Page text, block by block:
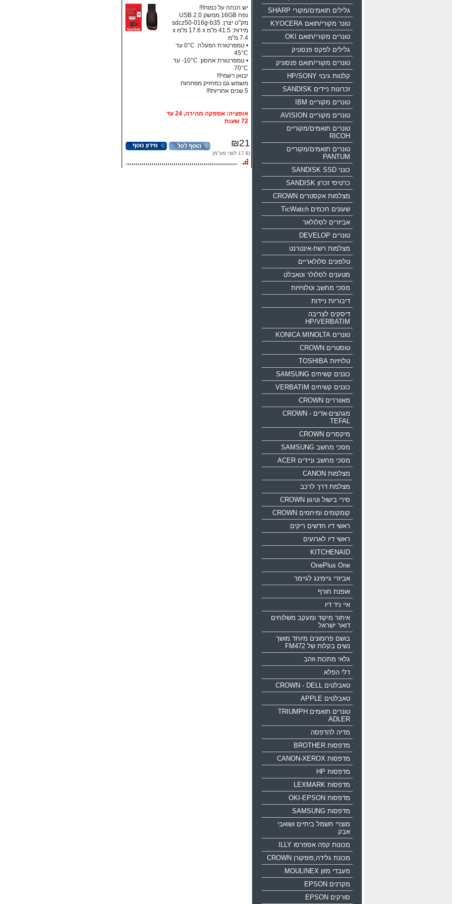
יש הנחה על כמות!!!
נפח 16GB ממשק USB 2.0
מק"ט יצרן: sdcz50-016g-b35
מידות: ‏41.5 מ"מ x ‏17.6 מ"מ x
• טמפרטורת הפעלה: ‏0°C עד
45°C
• טמפרטורת אחסון:‏ 10°C- עד
70°C
יבואן רשמי!!!
משמש גם כמחזיק מפתחות
5 שנים אחריות!!!
אופציה: אספקה מהירה, 24 עד
72 שעות
₪21
(17.8 לפני מע"מ)
גלילים תואמים/מקורי SHARP
טונר מקורי/תואם KYOCERA
טונרים מקורי/תואם OKI
גלילים לפקס פנסוניק
טונרים מקורי/תואם פנסוניק
קלטות גיבוי HP/SONY
זכרונות ניידים SANDISK
טונרים מקוריים IBM
טונרים מקוריים AVISION
טונרים תואמים/מקוריים
RICOH
טונרים תואמים/מקוריים
PANTUM
כונני SANDISK SSD
כרטיסי זכרון SANDISK
מצלמות אקסטרים CROWN
שעונים חכמים TicWatch
אביזרים לסלולאר
טונרים DEVELOP
מצלמות רשת-אינטרנט
טלפונים סלולאריים
מטענים לסלולר וטאבלט
מסכי מחשב וטלוויזיות
דיבוריות ניידות
דיסקים לצריבה
HP/VERBATIM
טונרים KONICA MINOLTA
טוסטרים CROWN
טלויזיות TOSHIBA
כוננים קשיחים SAMSUNG
כוננים קשיחים VERBATIM
מאווררים CROWN
מגהצים-אדים CROWN -
TEFAL
מיקסרים CROWN
מסכי מחשב SAMSUNG
מסכי מחשב וניידים ACER
מצלמות CANON
מצלמת דרך לרכב
סירי בישול וטיגון CROWN
קומקומים ומיחמים CROWN
ראשי דיו חדשים ריקים
ראשי דיו לארועים
KITCHENAID
OnePlus One
אביזרי גיימינג לגיימר
אופנת חורף
איי ניד דיו
איתור מיקוד ומעקב משלוחים
דואר ישראל
בושם פרומונים מיוחד מושך
נשים בקלות של FM472
גלאי מתכות וזהב
דלי הפלא
טאבלטים CROWN - DELL
טאבלטים APPLE
טונרים תואמים TRIUMPH
ADLER
מדיה להדפסה
מדפסות BROTHER
מדפסות CANON-XEROX
מדפסות HP
מדפסות LEXMARK
מדפסות OKI-EPSON
מדפסות SAMSUNG
מוצרי חשמל ביתיים ושואבי
אבק
מכונות קפה אספרסו ILLY
מכונת גלידה,פופקורן CROWN
מעבדי מזון MOULINEX
מקרנים EPSON
סורקים EPSON